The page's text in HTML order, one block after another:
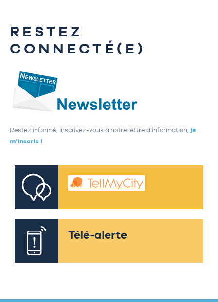
RESTEZ
CONNECTÉ(E)
Restez informé, inscrivez-vous à notre lettre d’information, je
m’inscris !
Télé-alerte